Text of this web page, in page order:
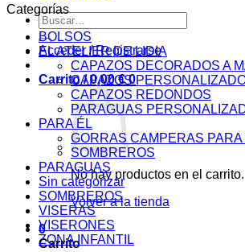
Buscar
por:
Acceder / Registrarse
Carrito /0,00€ 0
No hay productos en el carrito.
Volver a la tienda
0
Carrito
Categorías
BOLSOS
EL ATELIER DE LIDIA
CAPAZOS DECORADOS A
CAPAZOS
CAPAZOS REDONDOS
PARAGUAS
PARA ÉL
GORRAS CAMPERAS PARA
SOMBREROS
PARAGUAS
Sin categorizar
SOMBREROS
VISERAS
VISERONES
ZONA INFANTIL